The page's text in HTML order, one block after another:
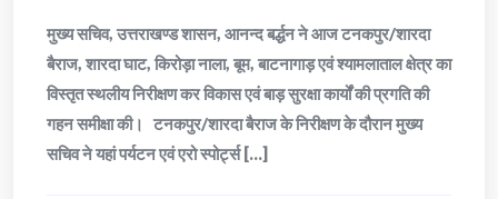
मुख्य सचिव, उत्तराखण्ड शासन, आनन्द बर्द्धन ने आज टनकपुर/शारदा
बैराज, शारदा घाट, किरोड़ा नाला, बूम, बाटनागाड़ एवं श्यामलाताल क्षेत्र का
विस्तृत स्थलीय निरीक्षण कर विकास एवं बाड़ सुरक्षा कार्यों की प्रगति की
गहन समीक्षा की। टनकपुर/शारदा बैराज के निरीक्षण के दौरान मुख्य
सचिव ने यहां पर्यटन एवं एरो स्पोर्ट्स [...]